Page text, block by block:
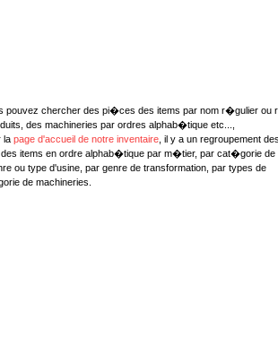
pouvez chercher des pi�ces des items par nom r�gulier ou
des machineries par ordres alphab�tique etc...,
la page d'accueil de notre inventaire , il y a un regroupement des
items en ordre alphab�tique par m�tier, par cat�gorie de
ou type d'usine, par genre de transformation, par types de
de machineries.